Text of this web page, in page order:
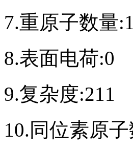
7.重原子数量
8.表面电荷:0
9.复杂度:211
10.同位素原